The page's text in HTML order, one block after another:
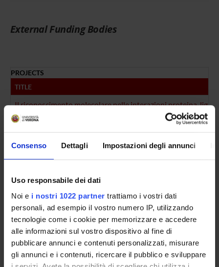
Consenso Dettagli Impostazioni degli annunci
Uso responsabile dei dati
Noi e i nostri 1022 partner trattiamo i vostri dati
personali, ad esempio il vostro numero IP, utilizzando
tecnologie come i cookie per memorizzare e accedere
alle informazioni sul vostro dispositivo al fine di
pubblicare annunci e contenuti personalizzati, misurare
gli annunci e i contenuti, ricercare il pubblico e sviluppare
External Funding Bodies
PROJECTS
TITLE
Il riconoscimento molecolare nelle interazioni proteina-
YEAR
NUMBER
2005 1
Contacts
People
Places
Calendar